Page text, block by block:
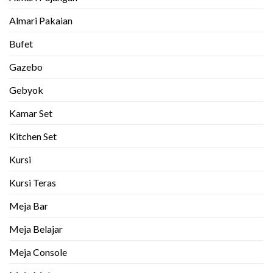
Almari Pakaian
Bufet
Gazebo
Gebyok
Kamar Set
Kitchen Set
Kursi
Kursi Teras
Meja Bar
Meja Belajar
Meja Console